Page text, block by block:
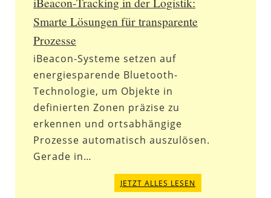
Smarte Lösungen für transparente
Prozesse
iBeacon-Systeme setzen auf
energiesparende Bluetooth-
Technologie, um Objekte in
definierten Zonen präzise zu
erkennen und ortsabhängige
Prozesse automatisch auszulösen.
Gerade in…
JETZT ALLES LESEN